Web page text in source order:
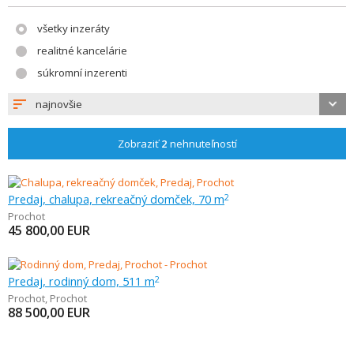
všetky inzeráty
realitné kancelárie
súkromní inzerenti
najnovšie
Zobraziť2 nehnuteľností
Predaj, chalupa, rekreačný domček, 70 m2
Prochot
45 800,00 EUR
Predaj, rodinný dom, 511 m2
Prochot, Prochot
88 500,00 EUR